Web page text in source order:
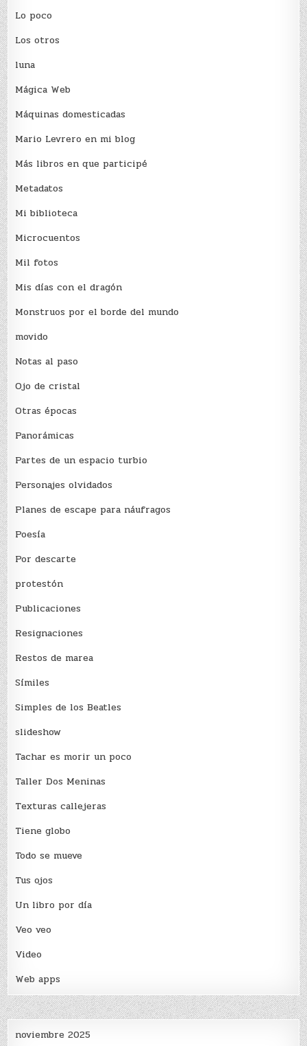
Lo poco
Los otros
luna
Mágica Web
Máquinas domesticadas
Mario Levrero en mi blog
Más libros en que participé
Metadatos
Mi biblioteca
Microcuentos
Mil fotos
Mis días con el dragón
Monstruos por el borde del mundo
movido
Notas al paso
Ojo de cristal
Otras épocas
Panorámicas
Partes de un espacio turbio
Personajes olvidados
Planes de escape para náufragos
Poesía
Por descarte
protestón
Publicaciones
Resignaciones
Restos de marea
Sí­miles
Simples de los Beatles
slideshow
Tachar es morir un poco
Taller Dos Meninas
Texturas callejeras
Tiene globo
Todo se mueve
Tus ojos
Un libro por día
Veo veo
Video
Web apps
noviembre 2025